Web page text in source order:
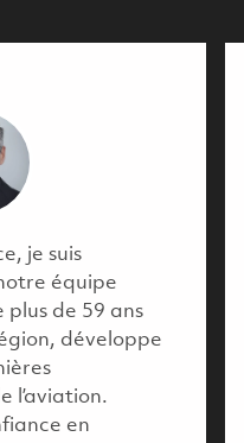
je suis
équipe
de 59 ans
développe
l’aviation.
en